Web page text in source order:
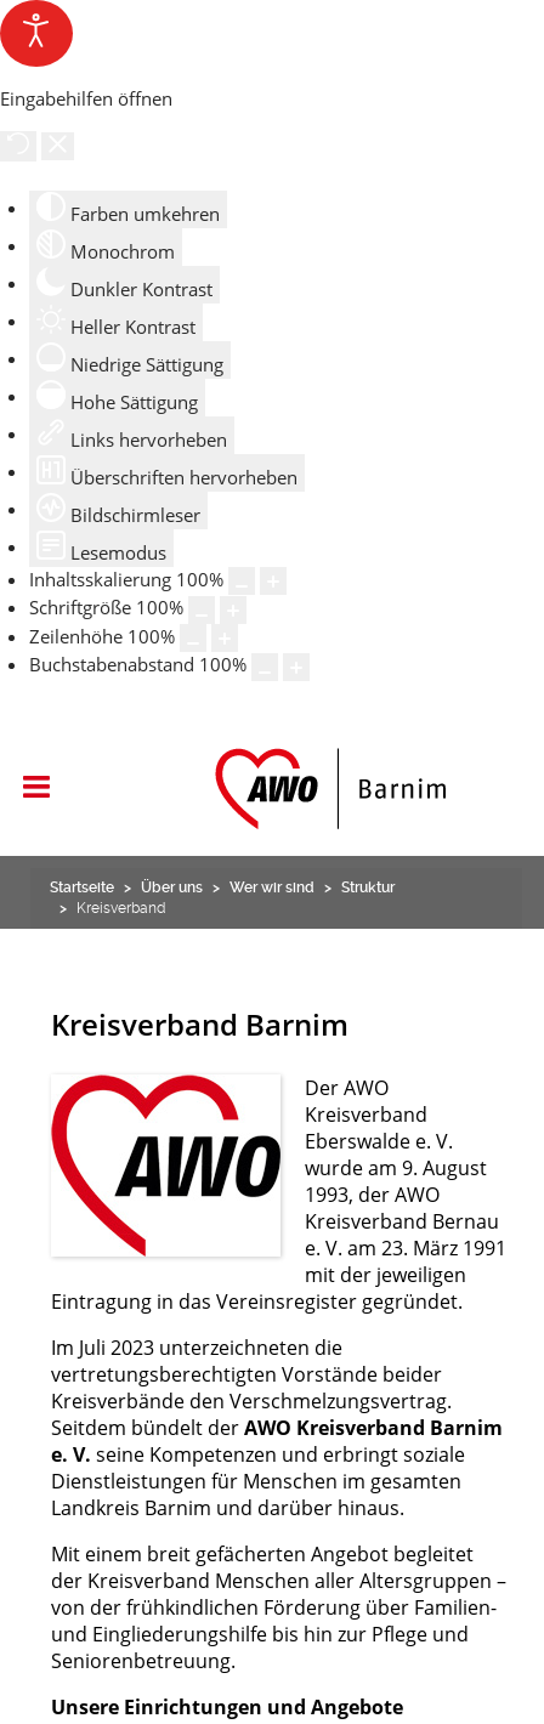
Eingabehilfen öffnen
Farben umkehren
Monochrom
Dunkler Kontrast
Heller Kontrast
Niedrige Sättigung
Hohe Sättigung
Links hervorheben
Überschriften hervorheben
Bildschirmleser
Lesemodus
Inhaltsskalierung 100%
Schriftgröße 100%
Zeilenhöhe 100%
Buchstabenabstand 100%
Startseite Über uns Wer wir sind
Struktur
Kreisverband
Kreisverband Barnim
Der AWO
Kreisverband
Eberswalde e. V.
wurde am 9. August
1993, der AWO
Kreisverband Bernau
e. V. am 23. März 1991
mit der jeweiligen
Eintragung in das Vereinsregister gegründet.
Im Juli 2023 unterzeichneten die
vertretungsberechtigten Vorstände beider
Kreisverbände den Verschmelzungsvertrag.
Seitdem bündelt derAWO Kreisverband Barnim
e. V. seine Kompetenzen und erbringt soziale
Dienstleistungen für Menschen im gesamten
Landkreis Barnim und darüber hinaus.
Mit einem breit gefächerten Angebot begleitet
der Kreisverband Menschen aller Altersgruppen –
von der frühkindlichen Förderung über Familien-
und Eingliederungshilfe bis hin zur Pflege und
Seniorenbetreuung.
Unsere Einrichtungen und Angebote